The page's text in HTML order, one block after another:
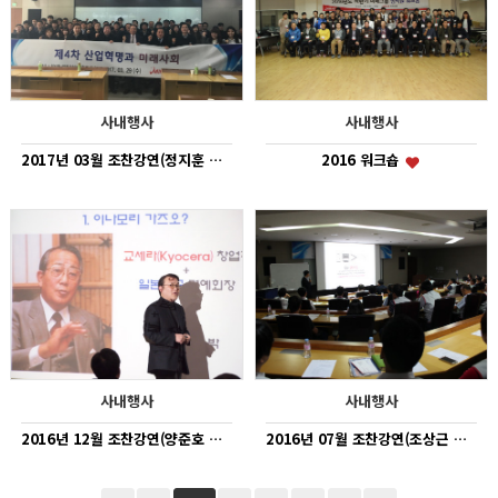
사내행사
2017년 03월 조찬강연(정지훈 교수)
사내행사
2016 워크숍
사내행사
2016년 12월 조찬강연(양준호 교수)
사내행사
2016년 07월 조찬강연(조상근 위원)